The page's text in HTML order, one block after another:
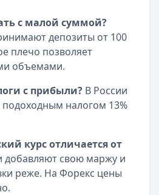
с малой суммой?
депозиты от 100
плечо позволяет
объемами.
с прибыли? В России
налогом 13%
курс отличается от
добавляют свою маржу и
реже. На Форекс цены